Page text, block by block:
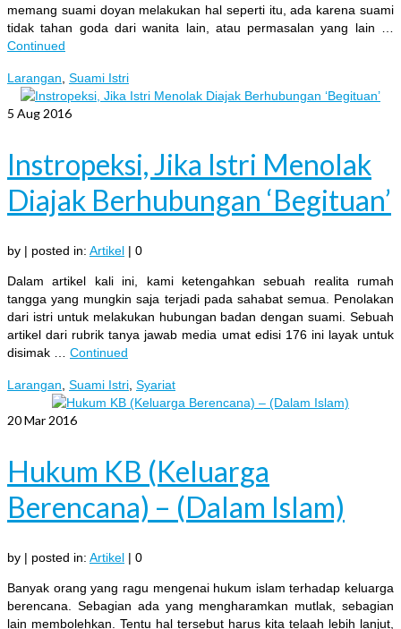
memang suami doyan melakukan hal seperti itu, ada karena suami
tidak tahan goda dari wanita lain, atau permasalan yang lain …
Continued
Larangan Suami Istri
5 Aug 2016
Instropeksi, Jika Istri Menolak
Diajak Berhubungan ‘Begituan’
by | posted in: Artikel | 0
Dalam artikel kali ini, kami ketengahkan sebuah realita rumah
tangga yang mungkin saja terjadi pada sahabat semua. Penolakan
dari istri untuk melakukan hubungan badan dengan suami. Sebuah
artikel dari rubrik tanya jawab media umat edisi 176 ini layak untuk
disimak … Continued
Larangan Suami Istri Syariat
20Mar 2016
Hukum KB (Keluarga
Berencana) – (Dalam Islam)
by | posted in: Artikel | 0
Banyak orang yang ragu mengenai hukum islam terhadap keluarga
berencana. Sebagian ada yang mengharamkan mutlak, sebagian
lain membolehkan. Tentu hal tersebut harus kita telaah lebih lanjut,